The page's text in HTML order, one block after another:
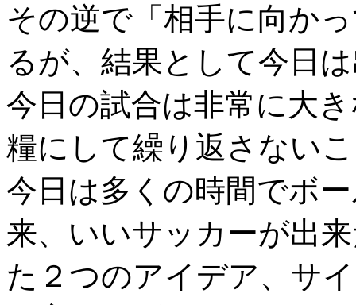
その逆で「相手に向か
るが、結果として今日
今日の試合は非常に大
糧にして繰り返さない
今日は多くの時間でボ
来、いいサッカーが出
た２つのアイデア、サ